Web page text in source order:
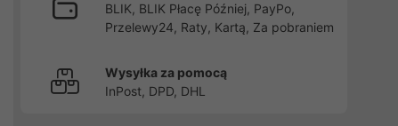
BLIK, BLIK Płacę Później, PayPo,
Przelewy24, Raty, Kartą, Za pobraniem
Wysyłka za pomocą
InPost, DPD, DHL